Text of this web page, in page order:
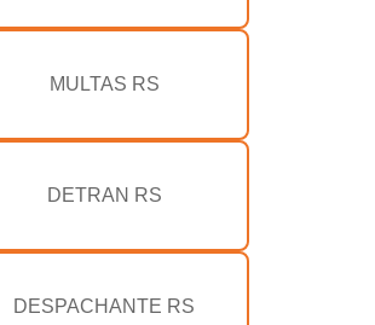
MULTAS RS
DETRAN RS
DESPACHANTE RS